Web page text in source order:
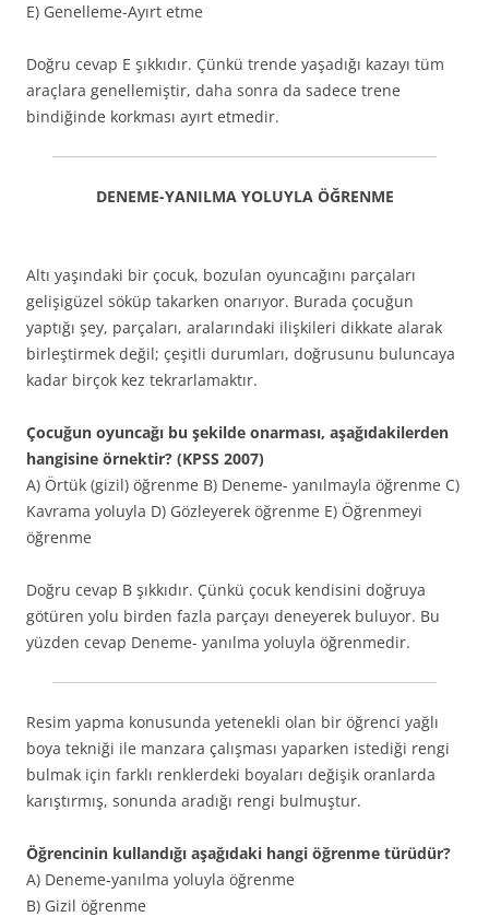
E) Genelleme-Ayırt etme
Doğru cevap E şıkkıdır. Çünkü trende yaşadığı kazayı tüm
araçlara genellemiştir, daha sonra da sadece trene
bindiğinde korkması ayırt etmedir.
DENEME-YANILMA YOLUYLA ÖĞRENME
Altı yaşındaki bir çocuk, bozulan oyuncağını parçaları
gelişigüzel söküp takarken onarıyor. Burada çocuğun
yaptığı şey, parçaları, aralarındaki ilişkileri dikkate alarak
birleştirmek değil; çeşitli durumları, doğrusunu buluncaya
kadar birçok kez tekrarlamaktır.
Çocuğun oyuncağı bu şekilde onarması, aşağıdakilerden
hangisine örnektir? (KPSS 2007)
A) Örtük (gizil) öğrenme B) Deneme- yanılmayla öğrenme C)
Kavrama yoluyla D) Gözleyerek öğrenme E) Öğrenmeyi
öğrenme
Doğru cevap B şıkkıdır. Çünkü çocuk kendisini doğruya
götüren yolu birden fazla parçayı deneyerek buluyor. Bu
yüzden cevap Deneme- yanılma yoluyla öğrenmedir.
Resim yapma konusunda yetenekli olan bir öğrenci yağlı
boya tekniği ile manzara çalışması yaparken istediği rengi
bulmak için farklı renklerdeki boyaları değişik oranlarda
karıştırmış, sonunda aradığı rengi bulmuştur.
Öğrencinin kullandığı aşağıdaki hangi öğrenme türüdür?
A) Deneme-yanılma yoluyla öğrenme
B) Gizil öğrenme